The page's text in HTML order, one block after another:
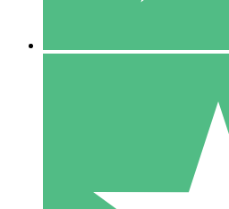
US$1500
10 Download
20